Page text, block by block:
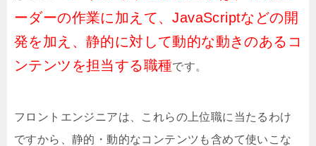
ーダーの作業に加えて、JavaScriptなどの開
発を加え、静的に対して動的な動きのあるコ
ンテンツを担当する職種です。
フロントエンジニアは、これらの上位職に当たるわけ
ですから、静的・動的なコンテンツも含めて使いこな